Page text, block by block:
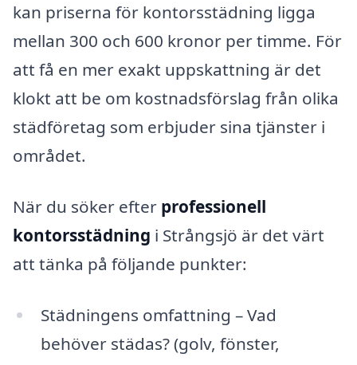
kan priserna för kontorsstädning ligga
mellan 300 och 600 kronor per timme. För
att få en mer exakt uppskattning är det
klokt att be om kostnadsförslag från olika
städföretag som erbjuder sina tjänster i
området.
När du söker efter professionell
kontorsstädning i Strångsjö är det värt
att tänka på följande punkter:
Städningens omfattning – Vad
behöver städas? (golv, fönster,